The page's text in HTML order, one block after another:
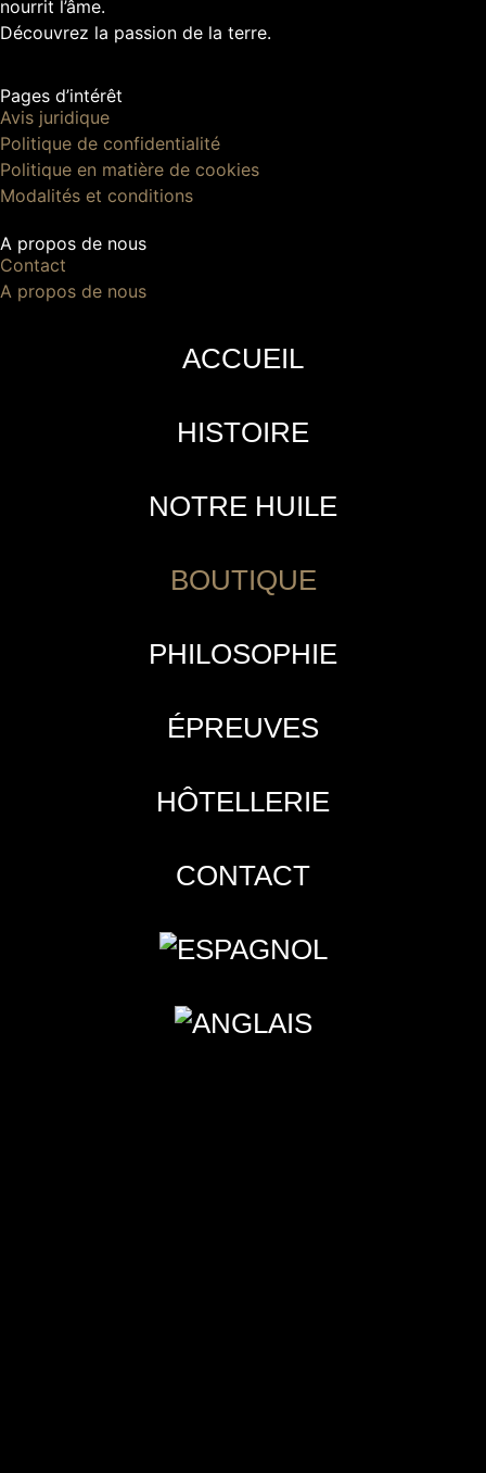
nourrit l’âme.
Découvrez la passion de la terre.
Pages d’intérêt
Avis juridique
Politique de confidentialité
Politique en matière de cookies
Modalités et conditions
A propos de nous
Contact
A propos de nous
ACCUEIL
HISTOIRE
NOTRE HUILE
BOUTIQUE
PHILOSOPHIE
ÉPREUVES
HÔTELLERIE
CONTACT